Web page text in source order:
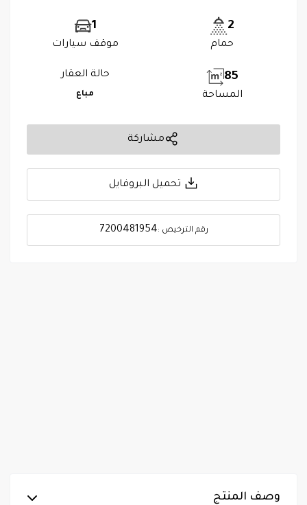
2
حمام
1
موقف سيارات
85
المساحة
حالة العقار
مباع
مشاركة
تحميل البروفايل
رقم الترخيص :7200481954
وصف المنتج